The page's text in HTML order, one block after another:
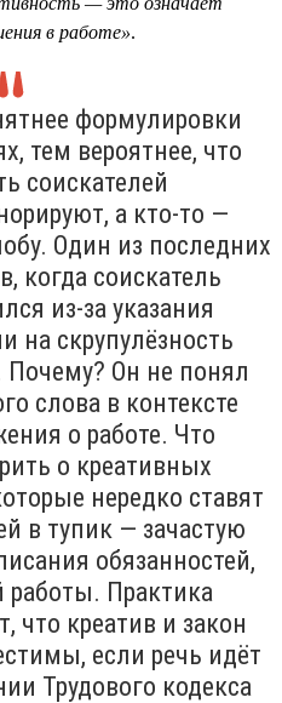
в работе».
формулировки
тем вероятнее, что
соискателей
а кто-то —
Один из последних
когда соискатель
из-за указания
на скрупулёзность
Почему? Он не понял
слова в контексте
о работе. Что
о креативных
нередко ставят
в тупик — зачастую
обязанностей,
работы. Практика
что креатив и закон
если речь идёт
Трудового кодекса